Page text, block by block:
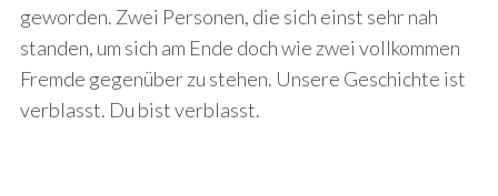
geworden. Zwei Personen, die sich einst sehr nah
standen, um sich am Ende doch wie zwei vollkommen
Fremde gegenüber zu stehen. Unsere Geschichte ist
verblasst. Du bist verblasst.